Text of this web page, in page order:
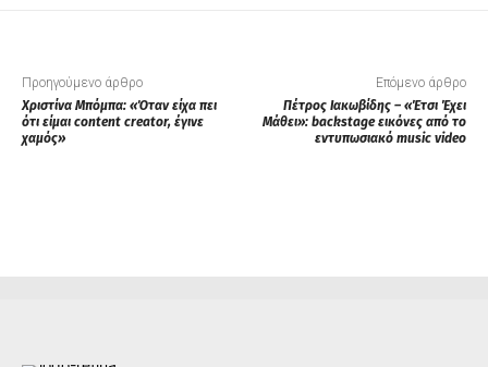
Προηγούμενο άρθρο
Χριστίνα Μπόμπα: «Όταν είχα πει
ότι είμαι content creator, έγινε
χαμός»
Επόμενο άρθρο
Πέτρος Ιακωβίδης – «Έτσι Έχει
Μάθει»: backstage εικόνες από το
εντυπωσιακό music video